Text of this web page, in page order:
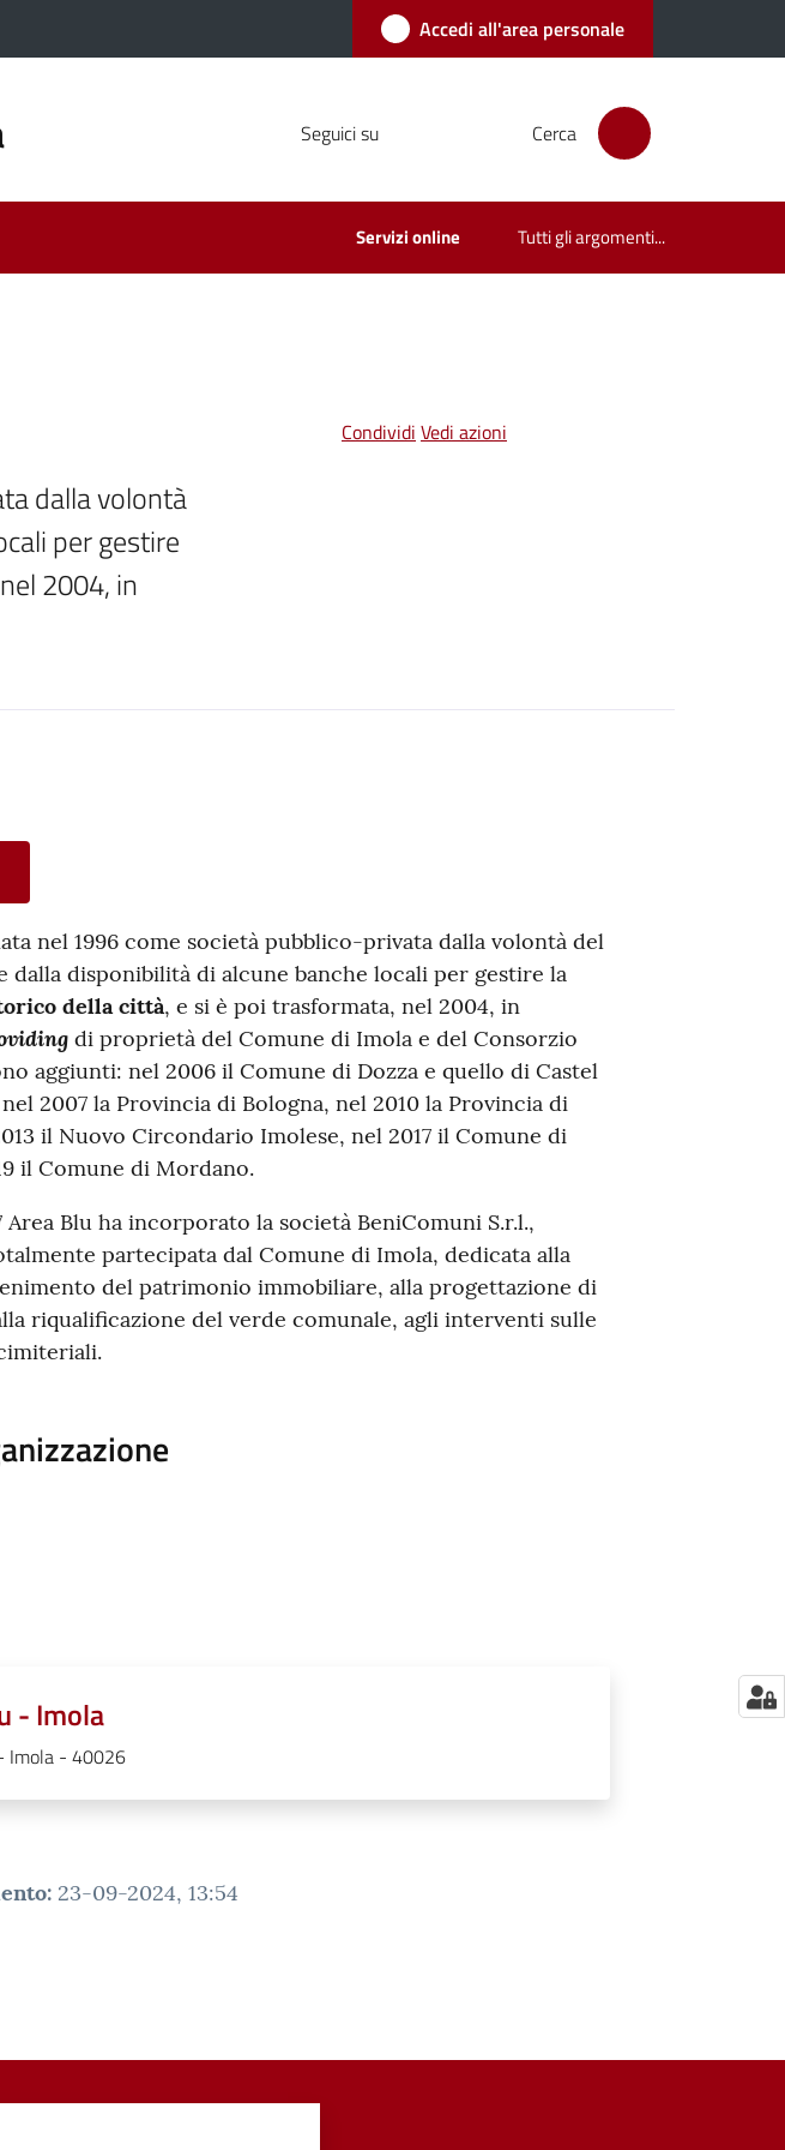
Accedi all'area personale
Seguici su Cerca
Servizi online Tutti gli argomenti...
dalla volontà
per gestire
2004, in
Condividi Vedi azioni
nel 1996 come società pubblico-privata dalla volontà del
dalla disponibilità di alcune banche locali per gestire la
della città, e si è poi trasformata, nel 2004, in
di proprietà del Comune di Imola e del Consorzio
aggiunti: nel 2006 il Comune di Dozza e quello di Castel
2007 la Provincia di Bologna, nel 2010 la Provincia di
il Nuovo Circondario Imolese, nel 2017 il Comune di
il Comune di Mordano.
Area Blu ha incorporato la società BeniComuni S.r.l.,
partecipata dal Comune di Imola, dedicata alla
del patrimonio immobiliare, alla progettazione di
riqualificazione del verde comunale, agli interventi sulle
- Imola
Imola - 40026
: 23-09-2024, 13:54